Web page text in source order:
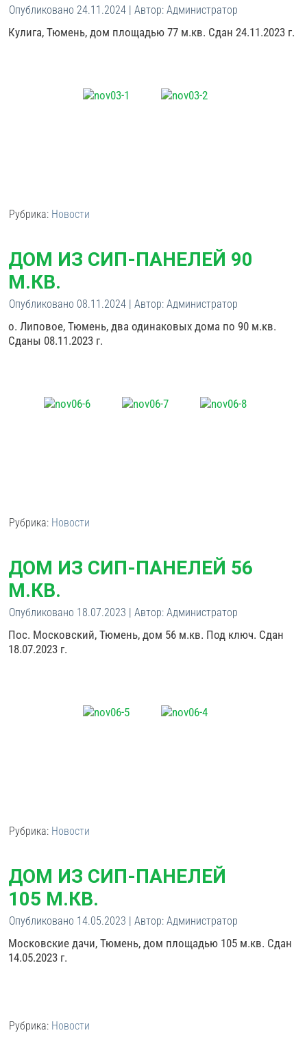
Опубликовано 24.11.2024 | Автор: Администратор
Кулига, Тюмень, дом площадью 77 м.кв. Сдан 24.11.2023 г.
Рубрика: Новости
ДОМ ИЗ СИП-ПАНЕЛЕЙ 90
М.КВ.
Опубликовано 08.11.2024 | Автор: Администратор
о. Липовое, Тюмень, два одинаковых дома по 90 м.кв.
Сданы 08.11.2023 г.
Рубрика: Новости
ДОМ ИЗ СИП-ПАНЕЛЕЙ 56
М.КВ.
Опубликовано 18.07.2023 | Автор: Администратор
Пос. Московский, Тюмень, дом 56 м.кв. Под ключ. Сдан
18.07.2023 г.
Рубрика: Новости
ДОМ ИЗ СИП-ПАНЕЛЕЙ
105 М.КВ.
Опубликовано 14.05.2023 | Автор: Администратор
Московские дачи, Тюмень, дом площадью 105 м.кв. Сдан
14.05.2023 г.
Рубрика: Новости